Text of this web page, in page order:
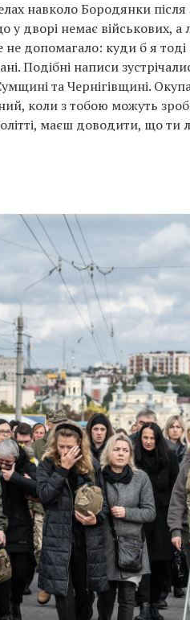
навколо Бородянки
дворі немає військових, а
не допомагало: куди б я
Подібні написи
та Чернігівщині.
коли з тобою можуть
маєш доводити, що ти